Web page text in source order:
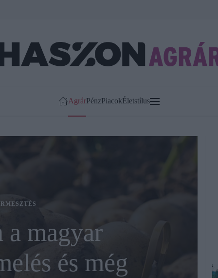
AgrárPénzPiacokÉletstílus
a magyar
és még